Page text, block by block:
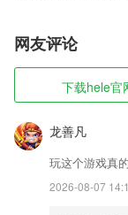
网友评论
下载hele官
龙善凡
玩这个游戏真
2026-08-07